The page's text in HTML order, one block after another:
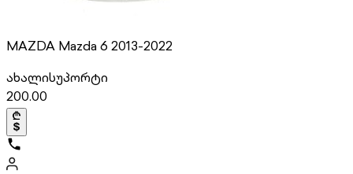
MAZDA Mazda 6 2013-2022
ახალისუპორტი
200.00